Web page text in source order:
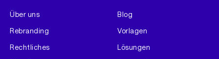
Über uns
Rebranding
Rechtliches
Blog
Vorlagen
Lösungen